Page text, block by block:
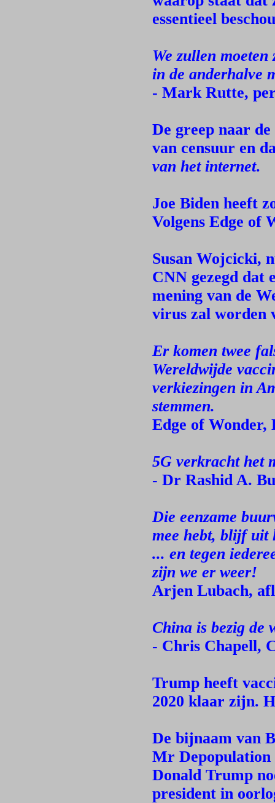
essentieel
We zullen
in de anderhalve
- Mark Rutte,
De greep naar
van censuur en
van het internet.
Joe Biden heeft
Volgens Edge of
Susan Wojcicki,
CNN gezegd dat
mening van de
virus zal worden
Er komen twee
Wereldwijde
verkiezingen in
stemmen.
Edge of Wonder,
5G verkracht het
- Dr Rashid A.
Die eenzame
mee hebt, blijf uit
... en tegen
zijn we er weer!
Arjen Lubach,
China is bezig de
- Chris Chapell,
Trump heeft
2020 klaar zijn.
De bijnaam van
Mr Depopulation
Donald Trump
president in